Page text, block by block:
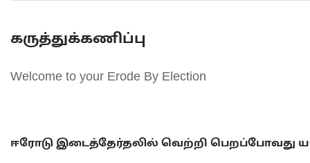
கருத்துக்கணிப்பு
Welcome to your Erode By Election
ஈரோடு இடைத்தேர்தலில் வெற்றி பெறப்போவது